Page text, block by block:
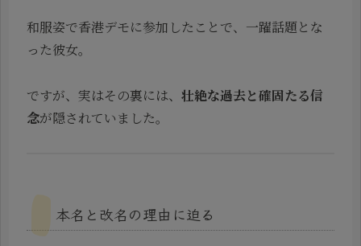
和服姿で香港デモに参加したことで、一躍話題とな
った彼女。
ですが、実はその裏には、 壮絶な過去と確固たる信
念が隠されていました。
本名と改名の理由に迫る